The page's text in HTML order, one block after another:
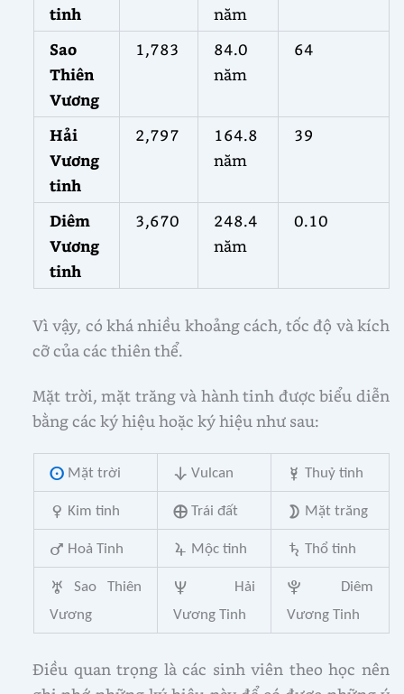
tinh
năm
Sao
Thiên
Vương
1,783
84.0
năm
64
Hải
Vương
tinh
2,797
164.8
năm
39
Diêm
Vương
tinh
3,670
248.4
năm
0.10
Vì vậy, có khá nhiều khoảng cách, tốc độ và kích
cỡ của các thiên thể.
Mặt trời, mặt trăng và hành tinh được biểu diễn
bằng các ký hiệu hoặc ký hiệu như sau:
¸Mặt trời ¹ Vulcan º Thuỷ tinh
» Kim tinh · Trái đất ¶ Mặt trăng
¼ Hoả Tinh ½ Mộc tinh ¾ Thổ tinh
¿
Sao Thiên
Vương
À
Hải
Vương Tinh
Á
Diêm
Vương Tinh
Điều quan trọng là các sinh viên theo học nên